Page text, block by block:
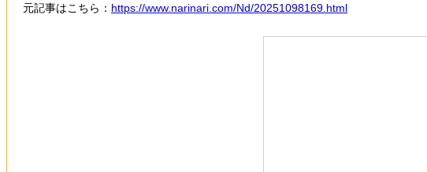
元記事はこちら： https://www.narinari.com/Nd/20251098169.html